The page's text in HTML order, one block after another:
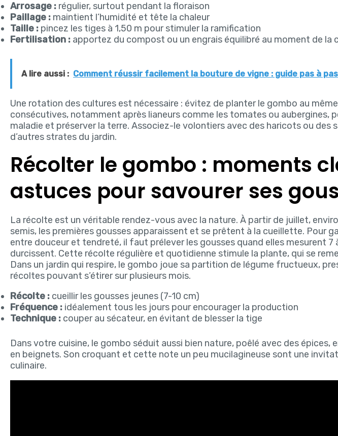
Arrosage : régulier, surtout pendant la floraison
Paillage : maintient l’humidité et tête la chaleur
Taille : pincez les tiges à 1,50 m pour stimuler la ramification
Fertilisation : apportez du compost ou un engrais équilibré au moment de la
A lire aussi : Comment réussir facilement la bouture de vigne : guide pas à pas
Une rotation des cultures est nécessaire : évitez de planter le gombo au
consécutives, notamment après lianeurs comme les tomates ou aubergines,
maladie et préserver la terre. Associez-le volontiers avec des haricots ou des
d’autres strates du jardin.
Récolter le gombo : moments
astuces pour savourer ses
La récolte est un véritable rendez-vous avec la nature. À partir de juillet,
semis, les premières gousses apparaissent et se prêtent à la cueillette. Pour
entre douceur et tendreté, il faut prélever les gousses quand elles mesurent 7
durcissent. Cette récolte régulière et quotidienne stimule la plante, qui se
Dans un jardin qui respire, le gombo joue sa partition de légume fructueux,
récoltes pouvant s’étirer sur plusieurs mois.
Récolte : cueillir les gousses jeunes (7-10 cm)
Fréquence : idéalement tous les jours pour encourager la production
Technique : couper au sécateur, en évitant de blesser la tige
Dans votre cuisine, le gombo séduit aussi bien nature, poêlé avec des épices,
en beignets. Son croquant et cette note un peu mucilagineuse sont une
culinaire.